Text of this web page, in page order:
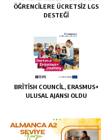
ÖĞRENCILERE ÜCRETSIZ LGS
DESTEĞI
BRITISH COUNCIL, ERASMUS+
ULUSAL AJANSI OLDU